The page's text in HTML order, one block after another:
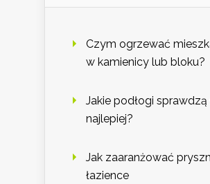
Czym ogrzewać
w kamienicy lub bloku?
Jakie podłogi sprawdzą
najlepiej?
Jak zaaranżować
łazience